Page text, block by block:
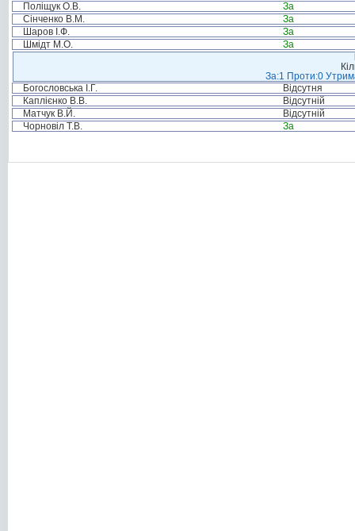
Поліщук О.В.
За
Сінченко В.М.
За
Шаров І.Ф.
За
Шмідт М.О.
За
За:1 Проти:0
Богословська І.Г.
Відсутня
Каплієнко В.В.
Відсутній
Матчук В.Й.
Відсутній
Чорновіл Т.В.
За